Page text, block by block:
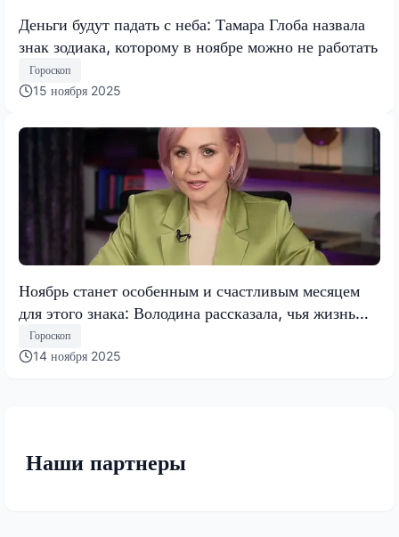
Деньги будут падать с неба: Тамара Глоба назвала
знак зодиака, которому в ноябре можно не работать
Гороскоп
15 ноября 2025
Ноябрь станет особенным и счастливым месяцем
для этого знака: Володина рассказала, чья жизнь
кардинально изменится
Гороскоп
14 ноября 2025
Наши партнеры